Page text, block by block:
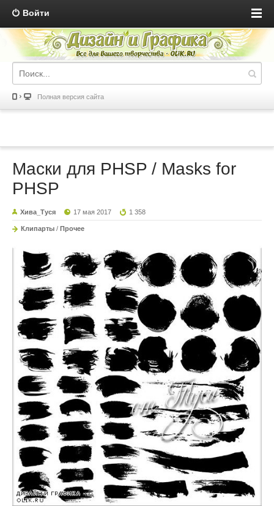
Войти
Полная версия сайта
Маски для PHSP / Masks for
PHSP
Хива_Туся 17 мая 2017 1 358
Клипарты / Прочее